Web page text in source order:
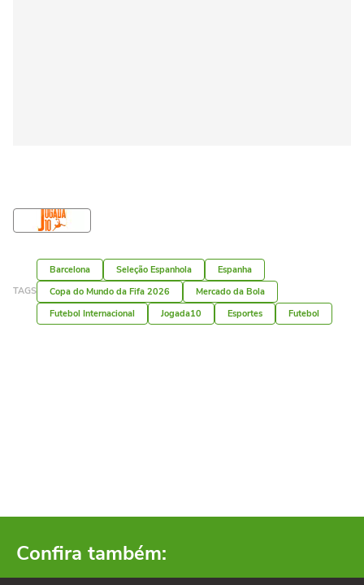
TAGS
Barcelona Seleção Espanhola
Espanha
Copa do Mundo da Fifa 2026
Mercado da Bola
Futebol Internacional
Jogada10 Esportes Futebol
Confira também: